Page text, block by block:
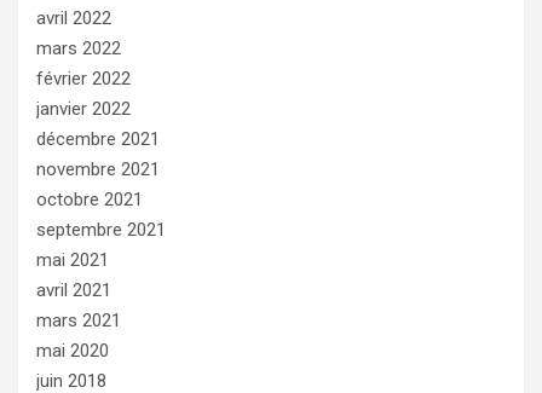
avril 2022
mars 2022
février 2022
janvier 2022
décembre 2021
novembre 2021
octobre 2021
septembre 2021
mai 2021
avril 2021
mars 2021
mai 2020
juin 2018